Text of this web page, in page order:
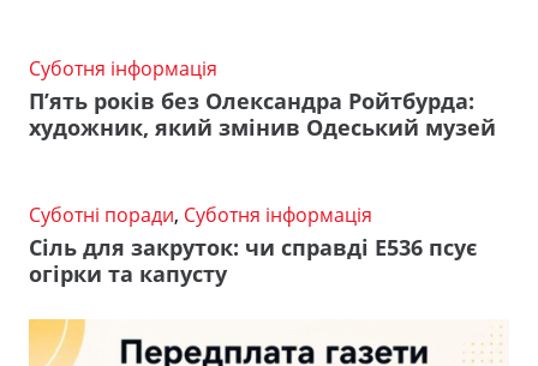
Суботня інформація
П’ять років без Олександра Ройтбурда:
художник, який змінив Одеський музей
Суботні поради, Суботня інформація
Сіль для закруток: чи справді Е536 псує
огірки та капусту